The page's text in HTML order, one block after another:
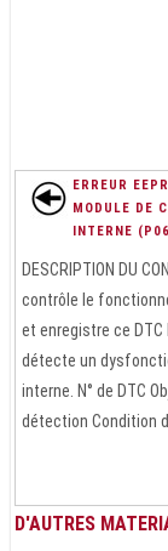
ERREUR
MODULE DE
INTERNE
DESCRIPTION DU
contrôle le
et enregistre ce DTC
détecte un
interne. N° de DTC
détection Condition
D'AUTRES